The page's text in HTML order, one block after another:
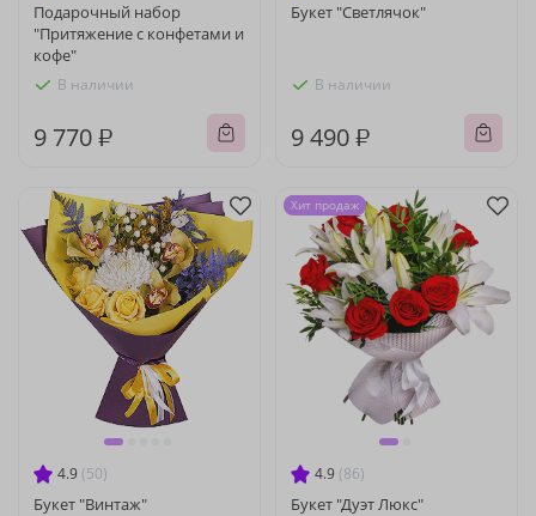
Подарочный набор
"Притяжение с конфетами и
кофе"
В наличии
9 770 ₽
Букет "Светлячок"
В наличии
9 490 ₽
4.9 (50)
Букет "Винтаж"
4.9 (86)
Букет "Дуэт Люкс"
Хит продаж